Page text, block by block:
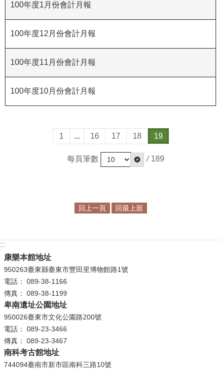
站
資
料
宣
告
為
民
服
務
白
皮
書
政
100年度1月份會計月報
100年度12月份會計月報
100年度11月份會計月報
100年度10月份會計月報
1 ... 16 17 18 19
每頁筆數 / 189
回上一頁 回最上面
:::
康樂本館地址
950263臺東縣臺東市豐田里博物館路1號
電話： 089-38-1166
傳真： 089-38-1199
卑南遺址公園地址
950026臺東市文化公園路200號
電話： 089-23-3466
傳真： 089-23-3467
南科考古館地址
744094臺南市新市區南科三路10號